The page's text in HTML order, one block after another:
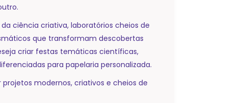
ciência criativa, laboratórios cheios de
que transformam descobertas
criar festas temáticas científicas,
para papelaria personalizada.
modernos, criativos e cheios de